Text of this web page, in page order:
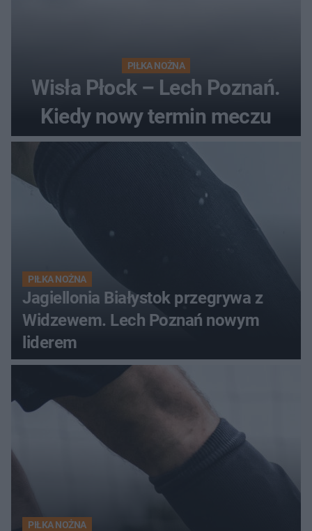
PIŁKA NOŻNA
Wisła Płock – Lech Poznań.
Kiedy nowy termin meczu
PIŁKA NOŻNA
Jagiellonia Białystok przegrywa z
Widzewem. Lech Poznań nowym
liderem
PIŁKA NOŻNA